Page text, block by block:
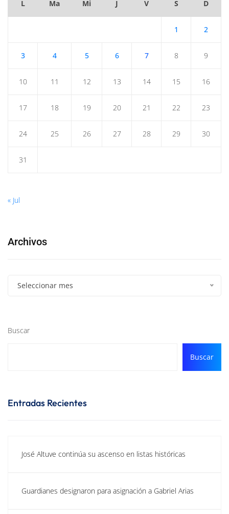
L Ma Mi J V S D
1 2
3 4 5 6 7 8 9
10 11 12 13 14 15 16
17 18 19 20 21 22 23
24 25 26 27 28 29 30
31
« Jul
Archivos
Seleccionar mes
Buscar
Buscar
Entradas Recientes
José Altuve continúa su ascenso en listas históricas
Guardianes designaron para asignación a Gabriel Arias